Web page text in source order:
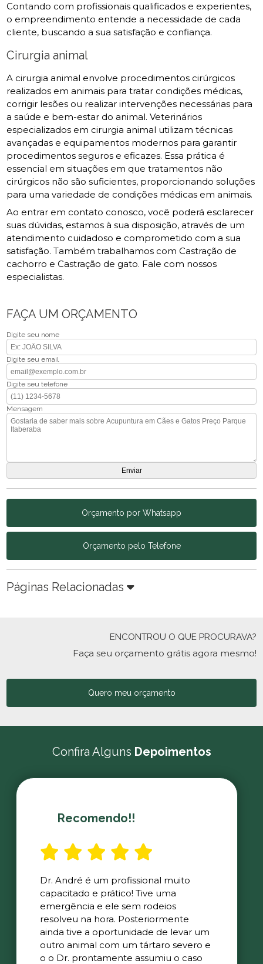
Contando com profissionais qualificados e experientes,
o empreendimento entende a necessidade de cada
cliente, buscando a sua satisfação e confiança.
Cirurgia animal
A cirurgia animal envolve procedimentos cirúrgicos
realizados em animais para tratar condições médicas,
corrigir lesões ou realizar intervenções necessárias para
a saúde e bem-estar do animal. Veterinários
especializados em cirurgia animal utilizam técnicas
avançadas e equipamentos modernos para garantir
procedimentos seguros e eficazes. Essa prática é
essencial em situações em que tratamentos não
cirúrgicos não são suficientes, proporcionando soluções
para uma variedade de condições médicas em animais.
Ao entrar em contato conosco, você poderá esclarecer
suas dúvidas, estamos à sua disposição, através de um
atendimento cuidadoso e comprometido com a sua
satisfação. Também trabalhamos com Castração de
cachorro e Castração de gato. Fale com nossos
especialistas.
FAÇA UM ORÇAMENTO
Digite seu nome
Digite seu email
Digite seu telefone
Mensagem
Orçamento por Whatsapp
Orçamento pelo Telefone
Páginas Relacionadas
ENCONTROU O QUE PROCURAVA?
Faça seu orçamento grátis agora mesmo!
Quero meu orçamento
Confira Alguns Depoimentos
Recomendo!!
Dr. André é um profissional muito
capacitado e prático! Tive uma
emergência e ele sem rodeios
resolveu na hora. Posteriormente
ainda tive a oportunidade de levar um
outro animal com um tártaro severo e
o o Dr. prontamente assumiu o caso